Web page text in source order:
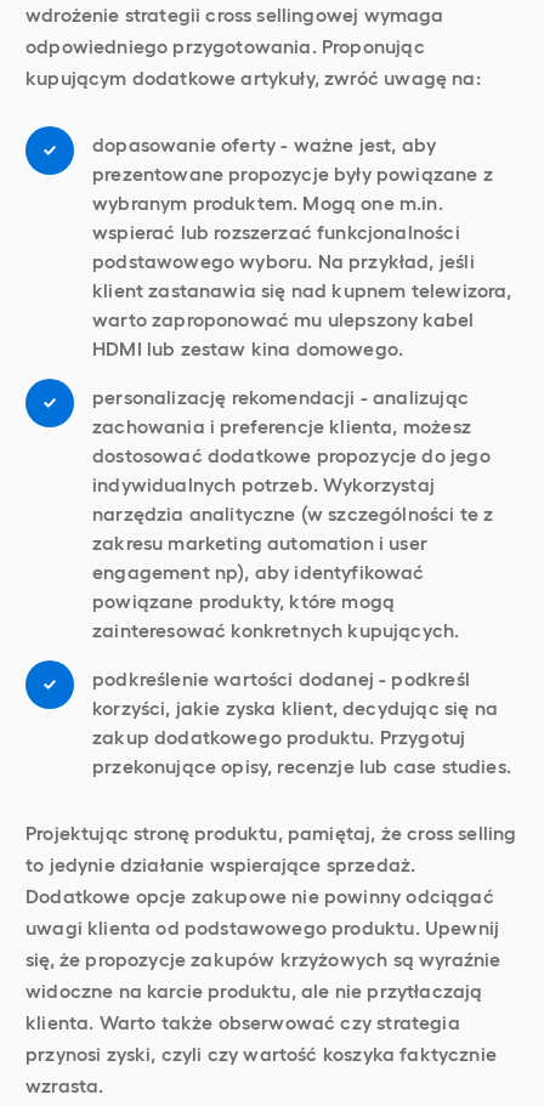
wdrożenie strategii cross sellingowej wymaga
odpowiedniego przygotowania. Proponując
kupującym dodatkowe artykuły, zwróć uwagę na:
dopasowanie oferty - ważne jest, aby
prezentowane propozycje były powiązane z
wybranym produktem. Mogą one m.in.
wspierać lub rozszerzać funkcjonalności
podstawowego wyboru. Na przykład, jeśli
klient zastanawia się nad kupnem telewizora,
warto zaproponować mu ulepszony kabel
HDMI lub zestaw kina domowego.
personalizację rekomendacji - analizując
zachowania i preferencje klienta, możesz
dostosować dodatkowe propozycje do jego
indywidualnych potrzeb. Wykorzystaj
narzędzia analityczne (w szczególności te z
zakresu marketing automation i user
engagement np), aby identyfikować
powiązane produkty, które mogą
zainteresować konkretnych kupujących.
podkreślenie wartości dodanej - podkreśl
korzyści, jakie zyska klient, decydując się na
zakup dodatkowego produktu. Przygotuj
przekonujące opisy, recenzje lub case studies.
Projektując stronę produktu, pamiętaj, że cross selling
to jedynie działanie wspierające sprzedaż.
Dodatkowe opcje zakupowe nie powinny odciągać
uwagi klienta od podstawowego produktu. Upewnij
się, że propozycje zakupów krzyżowych są wyraźnie
widoczne na karcie produktu, ale nie przytłaczają
klienta. Warto także obserwować czy strategia
przynosi zyski, czyli czy wartość koszyka faktycznie
wzrasta.